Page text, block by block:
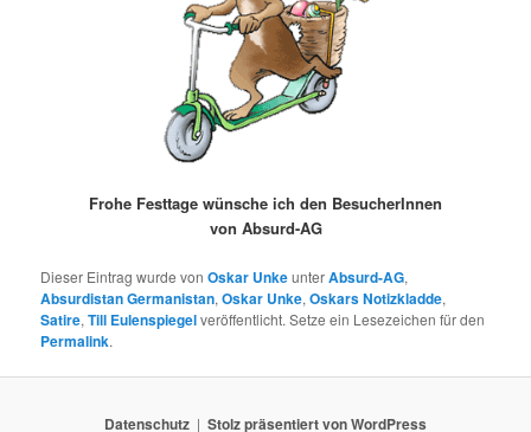
Frohe Festtage wünsche ich den BesucherInnen
von Absurd-AG
Dieser Eintrag wurde vonOskar UnkeunterAbsurd-AG,
Absurdistan Germanistan,Oskar Unke,Oskars Notizkladde,
Satire,Till Eulenspiegelveröffentlicht. Setze ein Lesezeichen für den
Permalink.
Datenschutz Stolz präsentiert von WordPress